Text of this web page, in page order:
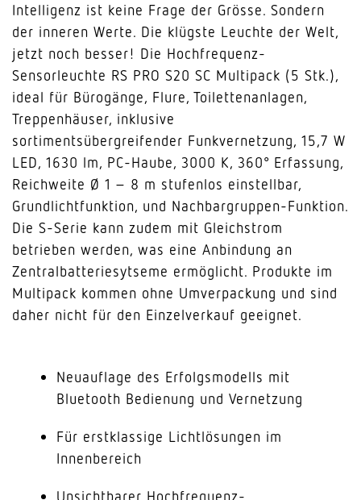
Intelligenz ist keine Frage der Grösse. Sondern
der inneren Werte. Die klügste Leuchte der Welt,
jetzt noch besser! Die Hochfrequenz-
Sensorleuchte RS PRO S20 SC Multipack (5 Stk.),
ideal für Bürogänge, Flure, Toilettenanlagen,
Treppenhäuser, inklusive
sortimentsübergreifender Funkvernetzung, 15,7 W
LED, 1630 lm, PC-Haube, 3000 K, 360° Erfassung,
Reichweite Ø 1 – 8 m stufenlos einstellbar,
Grundlichtfunktion, und Nachbargruppen-Funktion.
Die S-Serie kann zudem mit Gleichstrom
betrieben werden, was eine Anbindung an
Zentralbatteriesytseme ermöglicht. Produkte im
Multipack kommen ohne Umverpackung und sind
daher nicht für den Einzelverkauf geeignet.
Neuauflage des Erfolgsmodells mit
Bluetooth Bedienung und Vernetzung
Für erstklassige Lichtlösungen im
Innenbereich
Unsichtbarer Hochfrequenz-